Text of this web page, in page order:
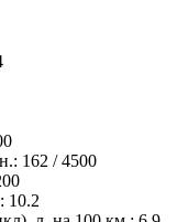
162 / 4500
10.2